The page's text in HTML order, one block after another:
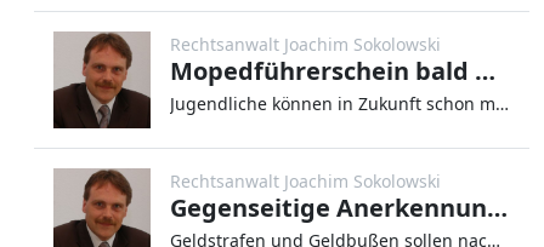
Rechtsanwalt Joachim Sokolowski
Mopedführerschein bald bereits ab 15
Jugendliche können in Zukunft schon mit 15 Jahren den Führerschein für Mopeds, Quads und vierrädrige
Rechtsanwalt Joachim Sokolowski
Gegenseitige Anerkennung von Geldbußen oder Geldstrafen in der EU
Geldstrafen und Geldbußen sollen nach dem Willen der Regierung bald innerhalb der EU gegenseitig anerkannt werden.